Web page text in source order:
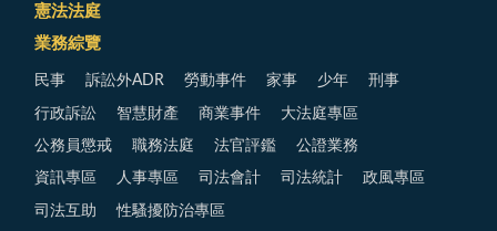
憲法法庭
業務綜覽
民事 訴訟外ADR 勞動事件 家事 少年 刑事
行政訴訟 智慧財產 商業事件 大法庭專區
公務員懲戒 職務法庭 法官評鑑 公證業務
資訊專區 人事專區 司法會計 司法統計 政風專區
司法互助 性騷擾防治專區